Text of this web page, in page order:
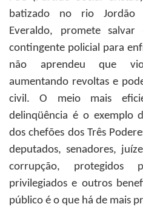
batizado no rio Jordão
Everaldo, promete
contingente policial para
não aprendeu que
aumentando revoltas e
civil. O meio mais
delinqüência é o exemplo
dos chefões dos Três
deputados, senadores,
corrupção, protegidos
privilegiados e outros
público é o que há de mais